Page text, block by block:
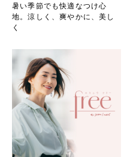
暑い季節でも快適なつけ​心
地。涼しく、爽やかに、​美し
く